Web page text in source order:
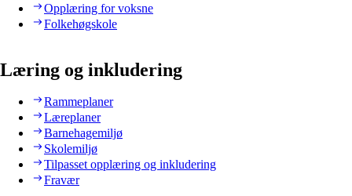
Opplæring for voksne
Folkehøgskole
Læring og inkludering
Rammeplaner
Læreplaner
Barnehagemiljø
Skolemiljø
Tilpasset opplæring og inkludering
Fravær